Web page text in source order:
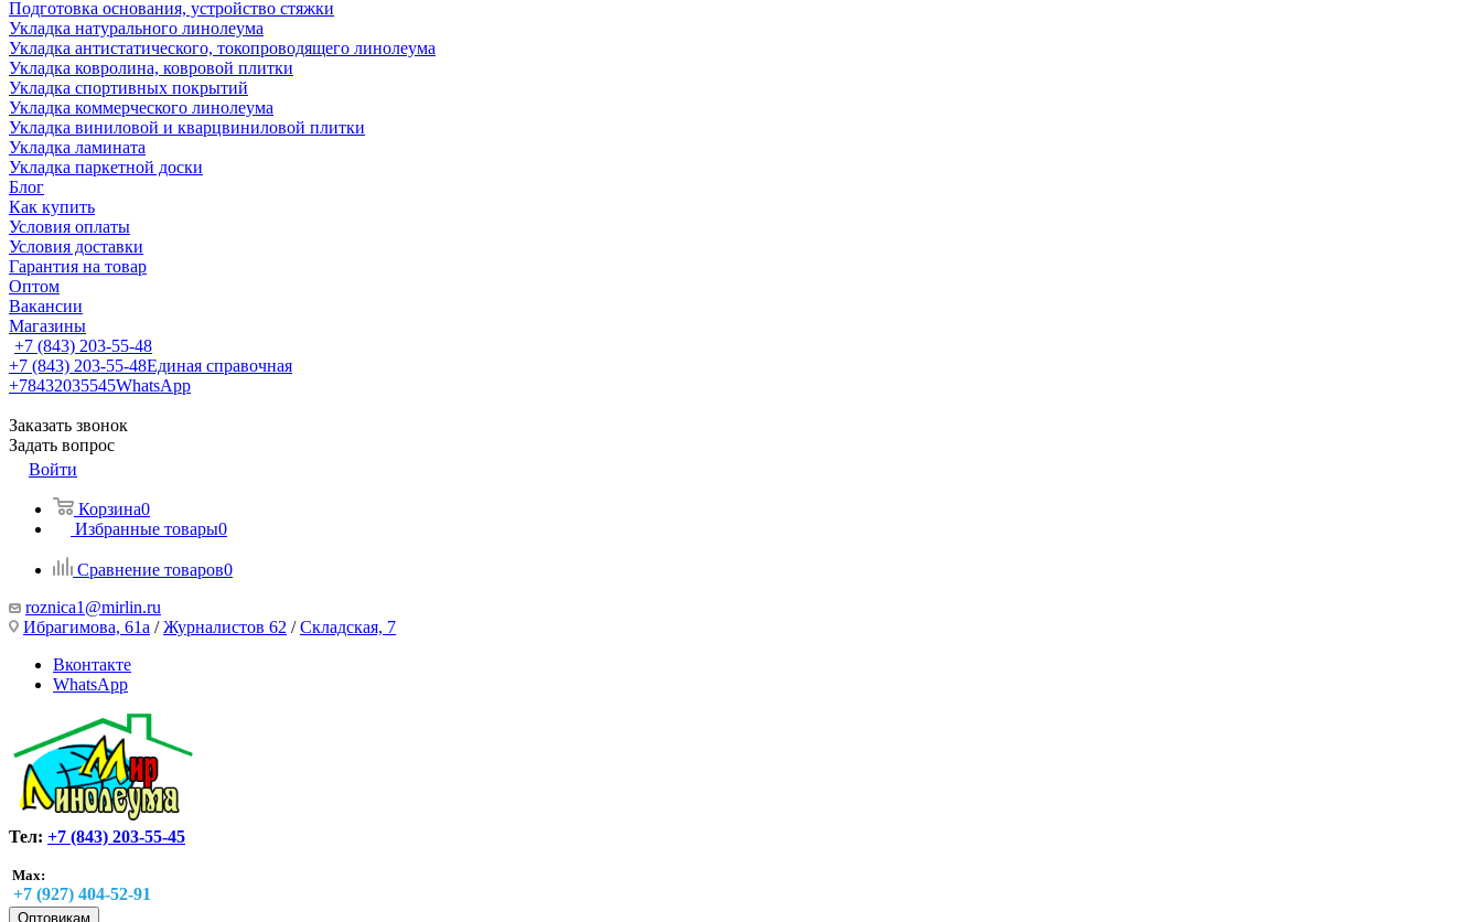
Подготовка основания, устройство стяжки
Укладка натурального линолеума
Укладка антистатического, токопроводящего линолеума
Укладка ковролина, ковровой плитки
Укладка спортивных покрытий
Укладка коммерческого линолеума
Укладка виниловой и кварцвиниловой плитки
Укладка ламината
Укладка паркетной доски
Блог
Как купить
Условия оплаты
Условия доставки
Гарантия на товар
Оптом
Вакансии
Магазины
+7 (843) 203-55-48
+7 (843) 203-55-48Единая справочная
+78432035545WhatsApp
Заказать звонок
Задать вопрос
Войти
Корзина0
Избранные товары0
Сравнение товаров0
roznica1@mirlin.ru
Ибрагимова, 61а /Журналистов 62 /Складская, 7
Вконтакте
WhatsApp
Тел: +7 (843) 203-55-45
Max:
+7 (927) 404-52-91
Оптовикам